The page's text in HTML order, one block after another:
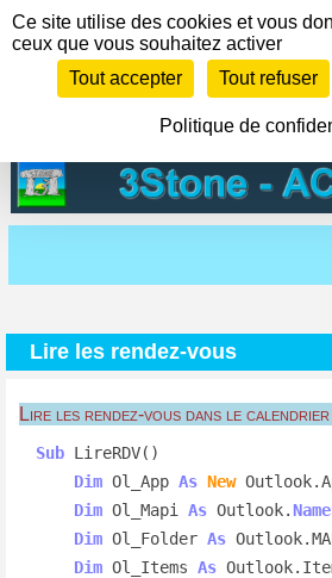
Lire les rendez-vous
Lire les rendez-vous dans le
Sub LireRDV()
Dim Ol_App As New
Dim Ol_Mapi As Outlook.
Dim Ol_Folder As
Dim Ol_Items As
Panneau de gestion des cookies
Ce site utilise des cookies et vous
ceux que vous souhaitez activer
Tout accepter
Tout refuser
Politique de